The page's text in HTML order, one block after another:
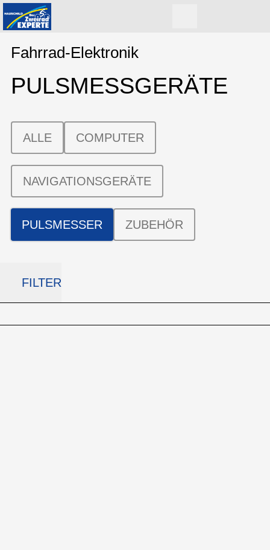
Fahrrad-Elektronik
PULSMESS­GERÄTE
ALLE COMPUTER
NAVIGATIONSGERÄTE
PULSMESSER ZUBEHÖR
FILTER